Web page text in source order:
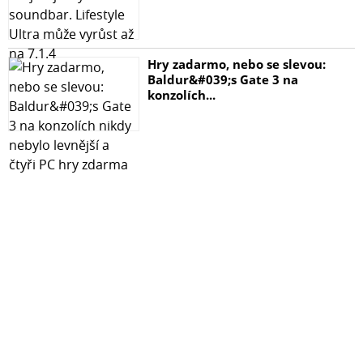
Typ produktu: Náušníky na sluchátka
Značka / model / řada: Sennheiser HD201 / HD206 /
HD180 / HD200 Pro Ear Pads
Kompatibilita: Sennheiser HD201 / HD206 / HD180 /
HD200 Pro Ear Pads
Materiál: neuvedeno
Barva / motiv: černá
Vlastnosti: praktické každodenní použití
Hry zadarmo, nebo se slevou:
Baldur&#039;s Gate 3 na
konzolích...